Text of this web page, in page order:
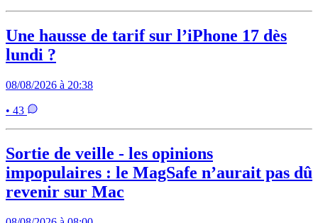
Une hausse de tarif sur l’iPhone 17 dès
lundi ?
08/08/2026 à 20:38
• 43
Sortie de veille - les opinions
impopulaires : le MagSafe n’aurait pas dû
revenir sur Mac